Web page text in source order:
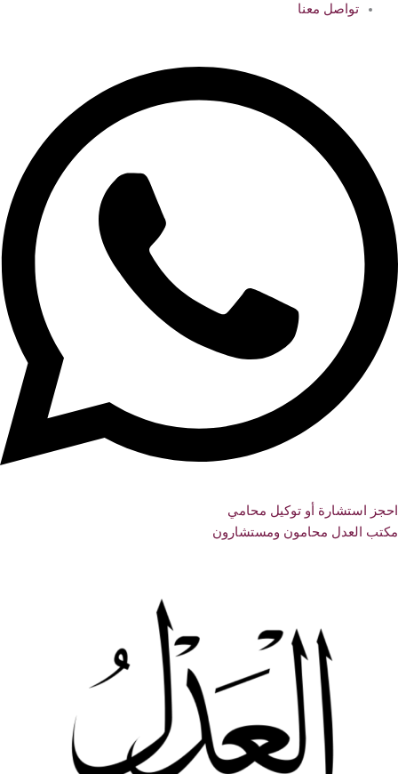
تواصل معنا
احجز استشارة أو توكيل محامي
مكتب العدل محامون ومستشارون